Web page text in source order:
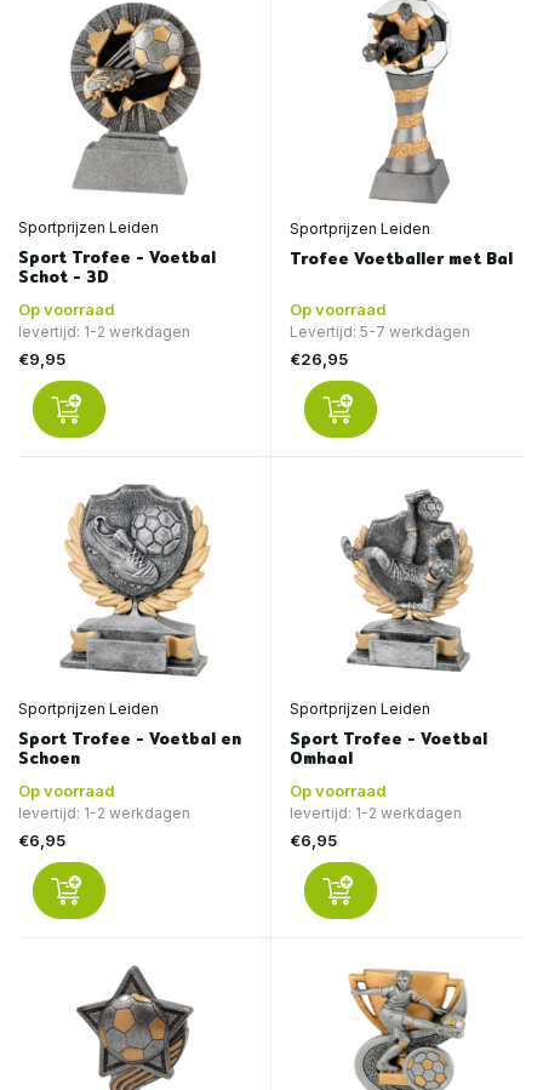
Sportprijzen Leiden
Sport Trofee - Voetbal
Schot - 3D
Op voorraad
levertijd: 1-2 werkdagen
€9,95
Sportprijzen Leiden
Trofee Voetballer met Bal
Op voorraad
Levertijd: 5-7 werkdagen
€26,95
Sportprijzen Leiden
Sport Trofee - Voetbal en
Schoen
Op voorraad
levertijd: 1-2 werkdagen
€6,95
Sportprijzen Leiden
Sport Trofee - Voetbal
Omhaal
Op voorraad
levertijd: 1-2 werkdagen
€6,95